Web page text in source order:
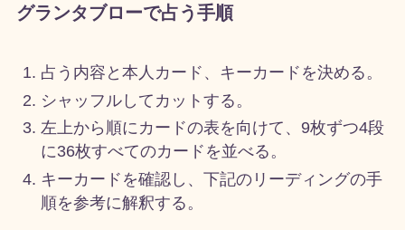
グランタブローで占う手順
占う内容と本人カード、キーカードを決める。
シャッフルしてカットする。
左上から順にカードの表を向けて、9枚ずつ4段
に36枚すべてのカードを並べる。
キーカードを確認し、下記のリーディングの手
順を参考に解釈する。